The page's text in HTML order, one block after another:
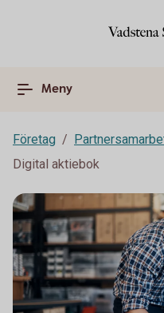
Meny
Företag
Digital aktiebok